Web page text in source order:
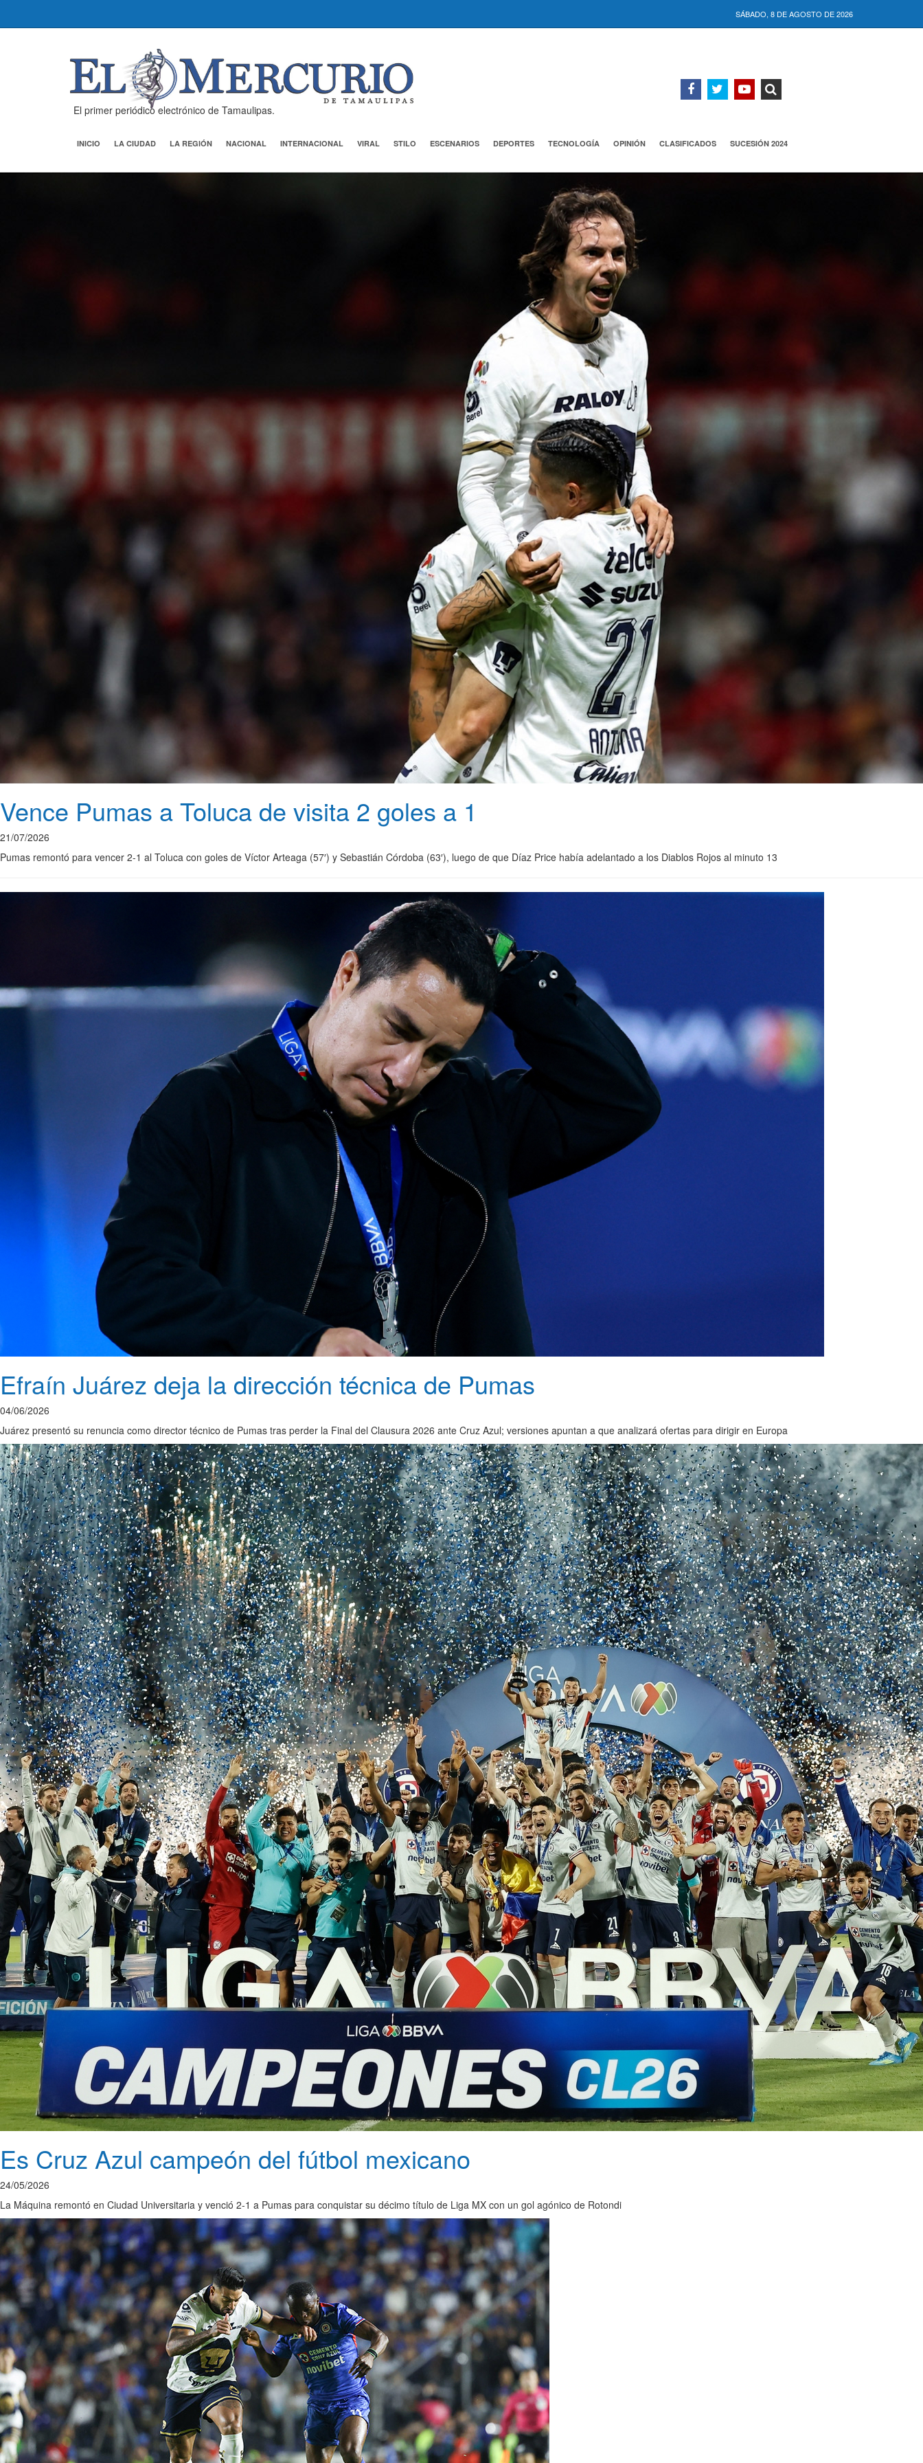
SÁBADO, 8 DE AGOSTO DE 2026
El primer periódico electrónico de Tamaulipas.
INICIO LA CIUDAD LA REGIÓN NACIONAL INTERNACIONAL VIRAL STILO ESCENARIOS DEPORTES TECNOLOGÍA OPINIÓN CLASIFICADOS SUCESIÓN 2024
Vence Pumas a Toluca de visita 2 goles a 1
21/07/2026
Pumas remontó para vencer 2-1 al Toluca con goles de Víctor Arteaga (57′) y Sebastián Córdoba (63′), luego de que Díaz Price había adelantado a los Diablos Rojos al minuto 13
Efraín Juárez deja la dirección técnica de Pumas
04/06/2026
Juárez presentó su renuncia como director técnico de Pumas tras perder la Final del Clausura 2026 ante Cruz Azul; versiones apuntan a que analizará ofertas para dirigir en Europa
Es Cruz Azul campeón del fútbol mexicano
24/05/2026
La Máquina remontó en Ciudad Universitaria y venció 2-1 a Pumas para conquistar su décimo título de Liga MX con un gol agónico de Rotondi